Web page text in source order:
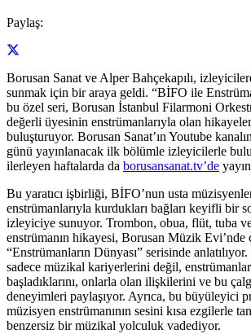
Paylaş:
Borusan Sanat ve Alper Bahçekapılı,
sunmak için bir araya geldi. “BİFO ile
bu özel seri, Borusan İstanbul Filarmoni
değerli üyesinin enstrümanlarıyla olan
buluşturuyor. Borusan Sanat’ın Youtube
günü yayınlanacak ilk bölümle izleyicilerle
ilerleyen haftalarda da borusansanat.tv’de
Bu yaratıcı işbirliği, BİFO’nun usta
enstrümanlarıyla kurdukları bağları keyifli bir
izleyiciye sunuyor. Trombon, obua, flüt, tuba
enstrümanın hikayesi, Borusan Müzik Evi’nde
“Enstrümanların Dünyası” serisinde
sadece müzikal kariyerlerini değil,
başladıklarını, onlarla olan ilişkilerini ve bu
deneyimleri paylaşıyor. Ayrıca, bu büyüleyici
müzisyen enstrümanının sesini kısa ezgilerle
benzersiz bir müzikal yolculuk vadediyor.